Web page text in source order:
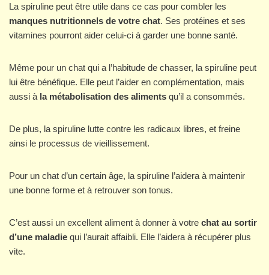
La spiruline peut être utile dans ce cas pour combler les
manques nutritionnels de votre chat. Ses protéines et ses
vitamines pourront aider celui-ci à garder une bonne santé.
Même pour un chat qui a l’habitude de chasser, la spiruline peut
lui être bénéfique. Elle peut l’aider en complémentation, mais
aussi à la métabolisation des aliments qu’il a consommés.
De plus, la spiruline lutte contre les radicaux libres, et freine
ainsi le processus de vieillissement.
Pour un chat d’un certain âge, la spiruline l’aidera à maintenir
une bonne forme et à retrouver son tonus.
C’est aussi un excellent aliment à donner à votre chat au sortir
d’une maladie qui l’aurait affaibli. Elle l’aidera à récupérer plus
vite.